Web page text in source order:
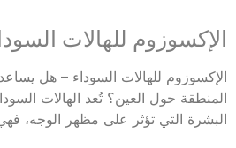
الإكسوزوم للهالات
الإكسوزوم للهالات السوداء – هل
المنطقة حول العين؟ تُعد الهالات
البشرة التي تؤثر على مظهر الوجه،